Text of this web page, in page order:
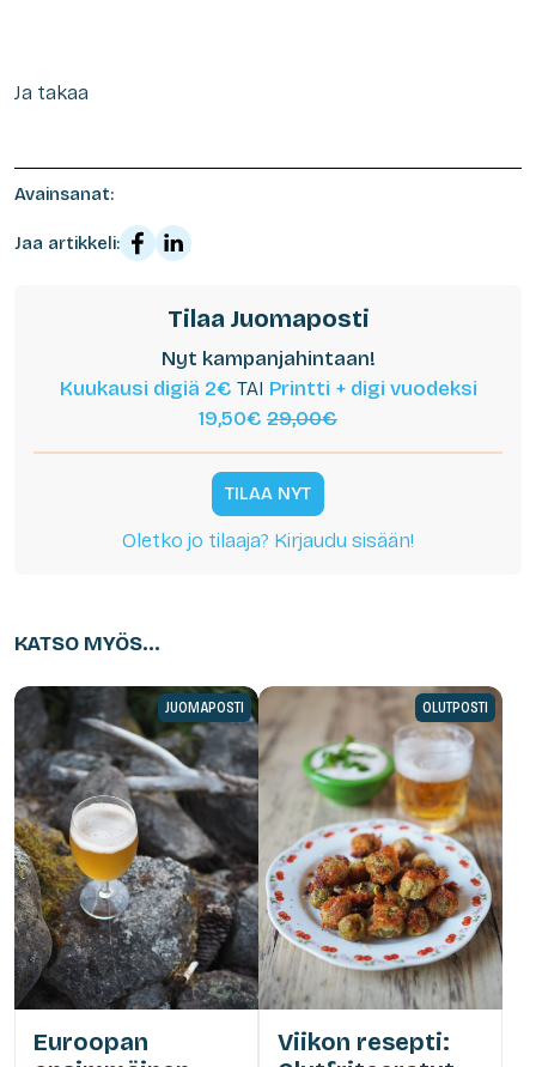
Ja takaa
Avainsanat:
Jaa artikkeli:
Tilaa Juomaposti
Nyt kampanjahintaan!
Kuukausi digiä 2€ TAI Printti + digi vuodeksi
19,50€ 29,00€
TILAA NYT
Oletko jo tilaaja? Kirjaudu sisään!
KATSO MYÖS...
JUOMAPOSTI
Euroopan
OLUTPOSTI
Viikon resepti: